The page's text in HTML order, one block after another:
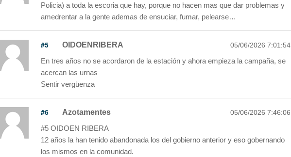
Policia) a toda la escoria que hay, porque no hacen mas que dar problemas y
amedrentar a la gente ademas de ensuciar, fumar, pelearse…
#5 OIDOENRIBERA 05/06/2026 7:01:54
En tres años no se acordaron de la estación y ahora empieza la campaña, se
acercan las urnas
Sentir vergüenza
#6 Azotamentes 05/06/2026 7:46:06
#5 OIDOEN RIBERA
12 años la han tenido abandonada los del gobierno anterior y eso gobernando
los mismos en la comunidad.